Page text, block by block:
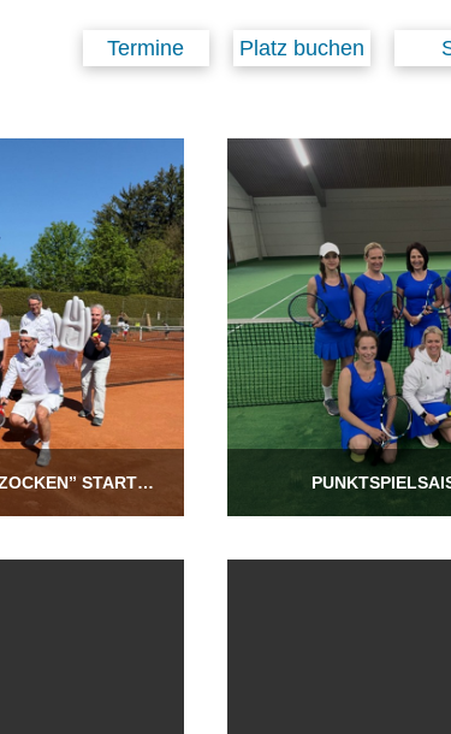
Termine Platz buchen
PROJEKT “EINFACH TENNISZOCKEN” STARTET MIT 33 KIDS